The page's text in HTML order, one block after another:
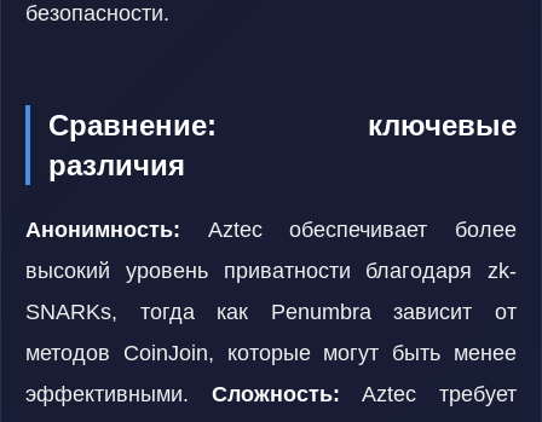
безопасности.
Сравнение: ключевые
различия
Анонимность: Aztec обеспечивает более
высокий уровень приватности благодаря zk-
SNARKs, тогда как Penumbra зависит от
методов CoinJoin, которые могут быть менее
эффективными. Сложность: Aztec требует